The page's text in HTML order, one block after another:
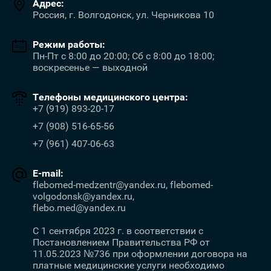
Адрес:
Россия, г. Волгодонск, ул. Черникова 10
Режим работы:
Пн-Пт с 8:00 до 20:00; Сб с 8:00 до 18:00;
воскресенье — выходной
Телефоны медицинского центра:
+7 (919) 893-20-17
+7 (908) 516-65-56
+7 (961) 407-06-63
E-mail:
flebomed-medzentr@yandex.ru, flebomed-
volgodonsk@yandex.ru,
flebo.med@yandex.ru
С 1 сентября 2023 г. в соответствии с
Постановлением Правительства РФ от
11.05.2023 №736 при оформлении договора на
платные медицинские услуги необходимо